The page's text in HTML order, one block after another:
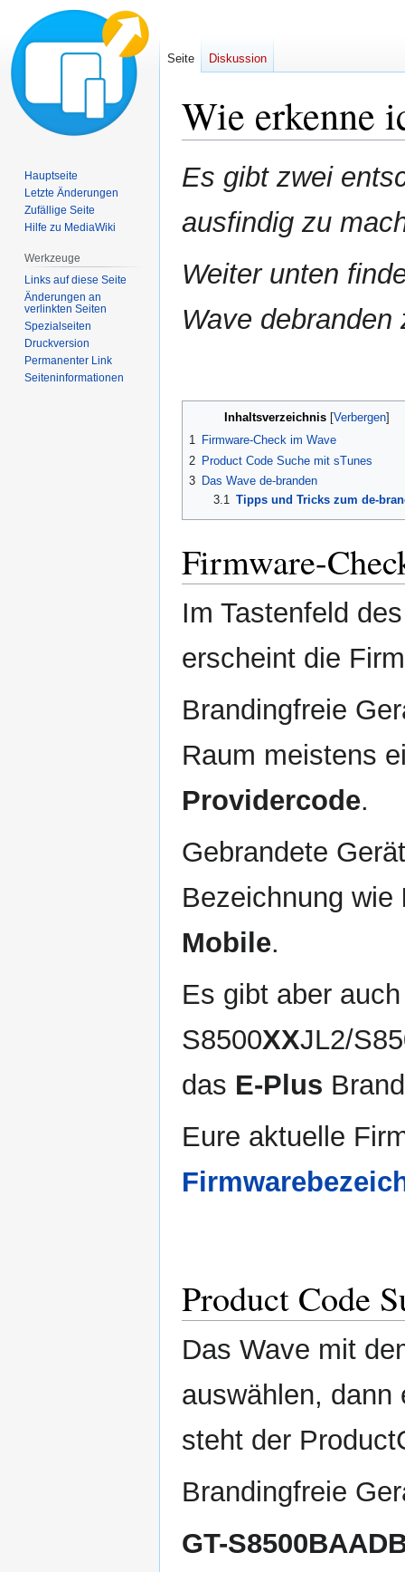
Wie erkenne
Zur
Navigation
Zur
Suche
Es gibt zwei
ausfindig zu
Weiter unten
Wave debranden
Inhaltsverzeichnis
1 Firmware-Check im Wave
2 Product Code Suche mit sTunes
3 Das Wave de-branden
3.1 Tipps und Tricks zum de-
Firmware-
Im Tastenfeld
erscheint die
Brandingfreie
Raum meistens
Providercode.
Gebrandete
Bezeichnung wie
Mobile.
Es gibt aber
S8500XXJL2/
das E-Plus
Eure aktuelle
Product Code
Das Wave mit
auswählen, dann
steht der
Brandingfreie
GT-
Seite Diskussion
Hauptseite
Letzte Änderungen
Zufällige Seite
Hilfe zu MediaWiki
Werkzeuge
Links auf diese Seite
Änderungen an
verlinkten Seiten
Spezialseiten
Druckversion
Permanenter Link
Seiten­informationen